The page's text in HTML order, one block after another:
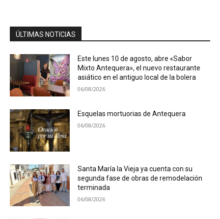
ÚLTIMAS NOTICIAS
Este lunes 10 de agosto, abre «Sabor
Mixto Antequera», el nuevo restaurante
asiático en el antiguo local de la bolera
06/08/2026
Esquelas mortuorias de Antequera
06/08/2026
Santa María la Vieja ya cuenta con su
segunda fase de obras de remodelación
terminada
06/08/2026